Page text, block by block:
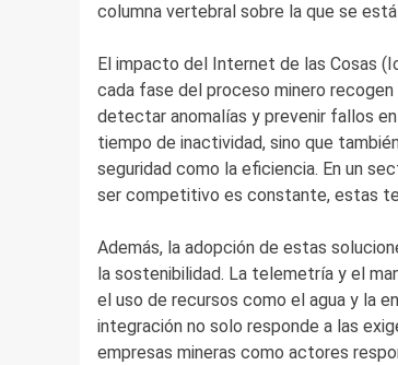
columna vertebral sobre la que se
El impacto del Internet de las Cosas
cada fase del proceso minero
detectar anomalías y prevenir fallos
tiempo de inactividad, sino que
seguridad como la eficiencia. En un
ser competitivo es constante, estas
Además, la adopción de estas
la sostenibilidad. La telemetría y el
el uso de recursos como el agua y la
integración no solo responde a las
empresas mineras como actores